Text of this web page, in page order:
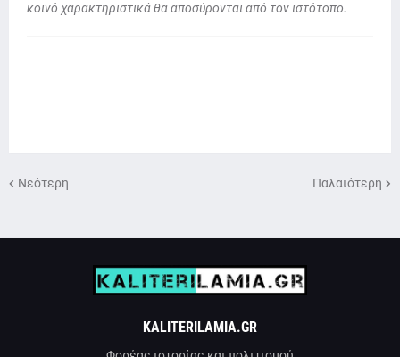
κοινό χαρακτηριστικά θα αποσύρονται από τον ιστότοπο.
Νεότερη Παλαιότερη
KALITERILAMIA.GR